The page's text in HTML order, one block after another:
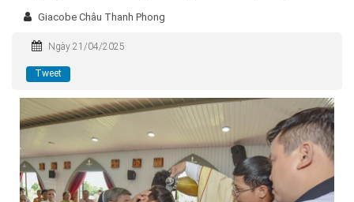
Giacobe Châu Thanh Phong
Ngày 21/04/2025
Tweet